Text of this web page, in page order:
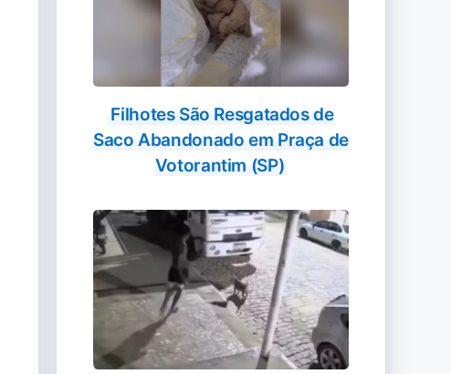
Filhotes São Resgatados de
Saco Abandonado em Praça de
Votorantim (SP)